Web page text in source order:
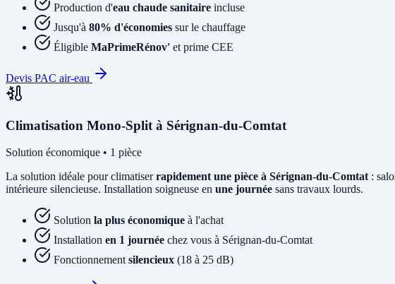
Production d'eau chaude sanitaire incluse
Jusqu'à 80% d'économies sur le chauffage
Éligible MaPrimeRénov' et prime CEE
Devis PAC air-eau
Climatisation Mono-Split à Sérignan-du-Comtat
Solution économique • 1 pièce
La solution idéale pour climatiserrapidement une pièce à Sérignan-du-Comtat :
intérieure silencieuse. Installation soigneuse en une journée sans travaux lourds.
Solution la plus économique à l'achat
Installation en 1 journée chez vous à Sérignan-du-Comtat
Fonctionnement silencieux (18 à 25 dB)